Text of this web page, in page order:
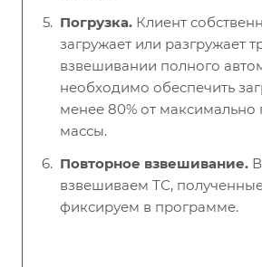
Погрузка. Клиент
загружает или разгружает
взвешивании полного
необходимо обеспечить
менее 80% от
массы.
Повторное взвешивание.
взвешиваем ТС,
фиксируем в программе.